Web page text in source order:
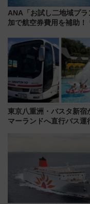
ANA「お試し二地域プラ
加で航空券費用を補助！
治体は？ 2026年は対象
が拡大！
東京八重洲・バスタ新宿
マーランドへ直行バス運